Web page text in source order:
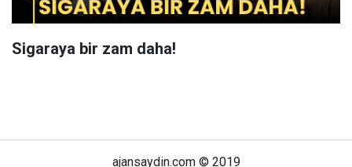
Sigaraya bir zam daha!
ajansaydin.com © 2019